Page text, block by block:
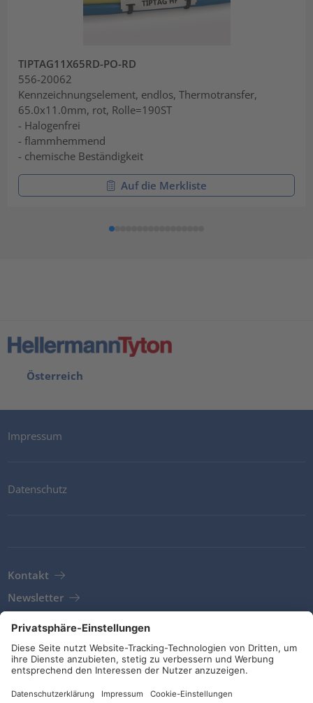
TIPTAG11X65RD-PO-RD
556-20062
Kennzeichnungselement, endlos, Thermotransfer,
65.0x11.0mm, rot, Rolle=190ST
- Halogenfrei
- flammhemmend
- chemische Beständigkeit
Auf die Merkliste
Österreich
Impressum
Datenschutz
Kontakt
Newsletter
AGB
Richtlinien und Bekenntnisse